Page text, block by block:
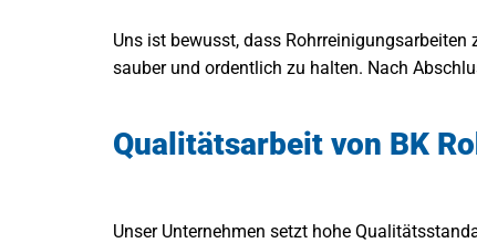
Uns ist bewusst, dass
sauber und ordentlich zu halten. Nach
Qualitätsarbeit von BK
Unser Unternehmen setzt hohe